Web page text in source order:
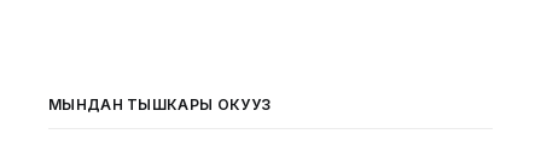
МЫНДАН ТЫШКАРЫ ОКУҢУЗ